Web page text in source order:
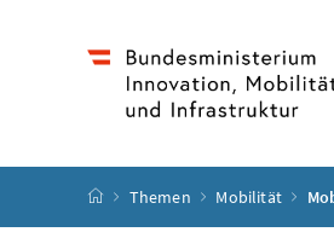
Startseite
Themen Mobilität